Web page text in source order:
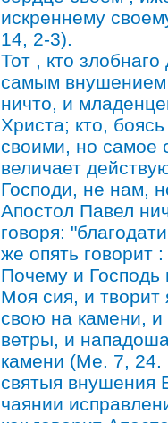
искреннему
14, 2-3).
Тот , кто
самым внушением
ничто, и
Христа; кто,
своими, но самое
величает
Господи, не нам,
Апостол Павел
говоря:
же опять говорит
Почему и Господь
Моя сия, и творит
свою на камени,
ветры, и
камени (Me. 7, 24.
святыя внушения
чаянии